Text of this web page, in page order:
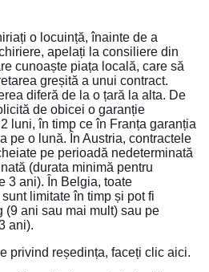
o locuință, înainte de a
apelați la consiliere din
cunoaște piața locală, care să
greșită a unui contract.
diferă de la o țară la alta. De
de obicei o garanție
luni, în timp ce în Franța garanția
pe o lună. În Austria, contractele
pe perioadă nedeterminată
(durata minimă pentru
3 ani). În Belgia, toate
limitate în timp și pot fi
(9 ani sau mai mult) sau pe
ani).
privind reședința, faceți clic aici.